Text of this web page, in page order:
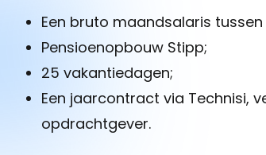
Een bruto maandsalaris
Pensioenopbouw Stipp;
25 vakantiedagen;
Een jaarcontract via Technisi,
opdrachtgever.